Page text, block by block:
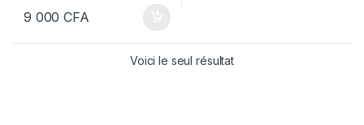
9 000CFA
Voici le seul résultat